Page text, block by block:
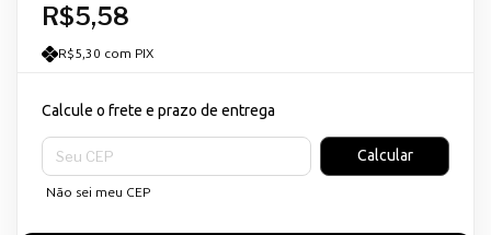
R$5,58
R$5,30 com PIX
Calcule o frete e prazo de entrega
Entregas para o CEP:
Calcular
Não sei meu CEP